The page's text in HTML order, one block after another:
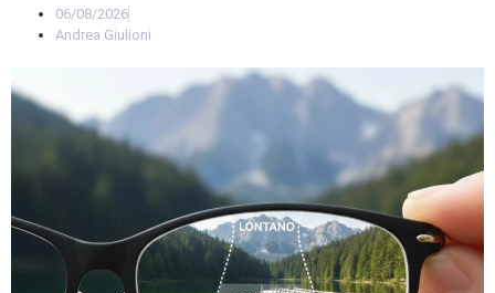
06/08/2026
Andrea Giulioni